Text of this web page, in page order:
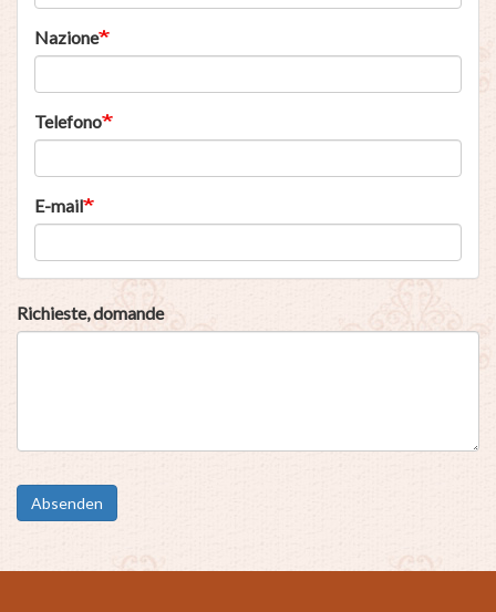
Nazione
Telefono
E-mail
Richieste, domande
Absenden